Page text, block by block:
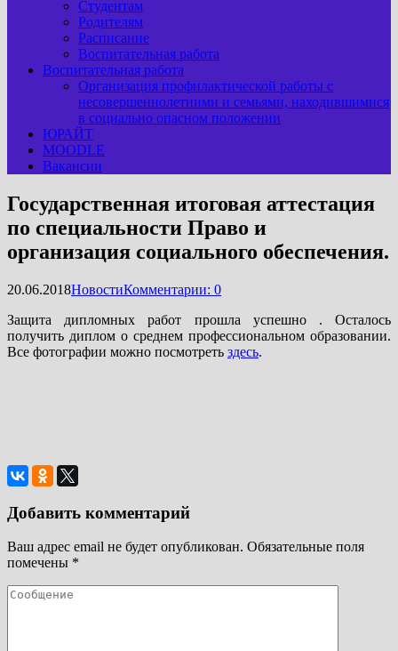
Студентам
Родителям
Расписание
Воспитательная работа
Воспитательная работа
Организация профилактической работы с
несовершеннолетними и семьями, находившимися
в социально опасном положении
ЮРАЙТ
MOODLE
Вакансии
Государственная итоговая аттестация
по специальности Право и
организация социального обеспечения.
20.06.2018НовостиКомментарии: 0
Защита дипломных работ прошла успешно . Осталось
получить диплом о среднем профессиональном образовании.
Все фотографии можно посмотреть здесь.
Добавить комментарий
Ваш адрес email не будет опубликован. Обязательные поля
помечены *